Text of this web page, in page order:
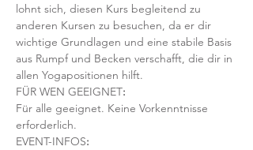
lohnt sich, diesen Kurs begleitend zu
anderen Kursen zu besuchen, da er dir
wichtige Grundlagen und eine stabile Basis
aus Rumpf und Becken verschafft, die dir in
allen Yogapositionen hilft.
FÜR WEN GEEIGNET:
Für alle geeignet. Keine Vorkenntnisse
erforderlich.
EVENT-INFOS: